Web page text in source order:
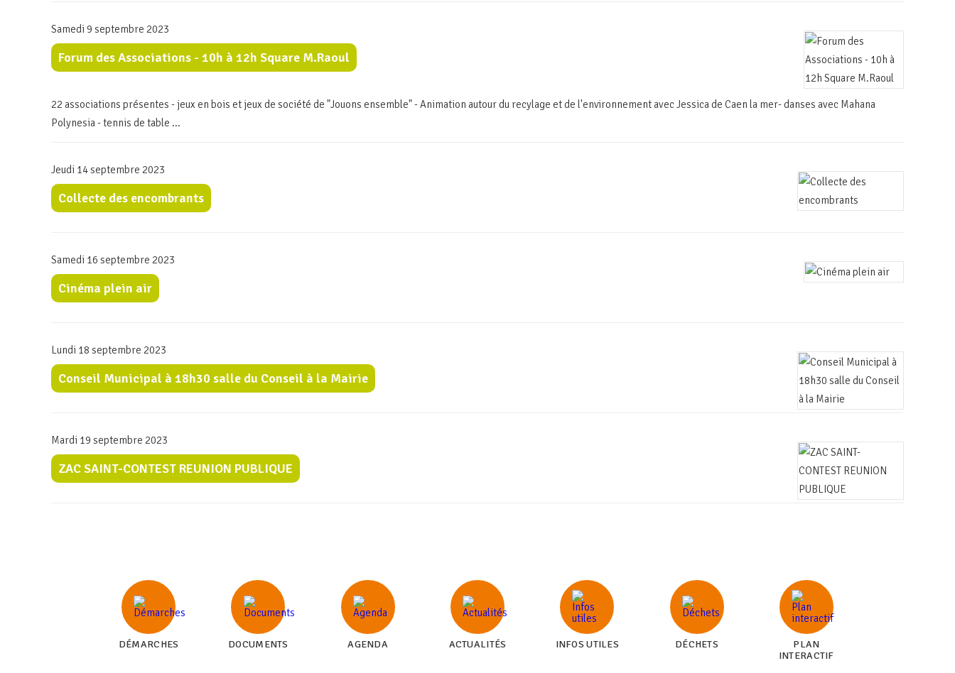
Samedi 9 septembre 2023
Forum des Associations - 10h à 12h Square M.Raoul
22 associations présentes - jeux en bois et jeux de société de "Jouons ensemble" - Animation autour du recylage et de l'environnement avec Jessica de Caen la mer- danses avec Mahana
Polynesia - tennis de table ...
Jeudi 14 septembre 2023
Collecte des encombrants
Samedi 16 septembre 2023
Cinéma plein air
Lundi 18 septembre 2023
Conseil Municipal à 18h30 salle du Conseil à la Mairie
Mardi 19 septembre 2023
ZAC SAINT-CONTEST REUNION PUBLIQUE
DÉMARCHES DOCUMENTS AGENDA ACTUALITÉS INFOS UTILES DÉCHETS
PLAN
INTERACTIF